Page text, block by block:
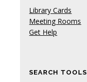
Library Cards
Meeting Rooms
Get Help
SEARCH TOOLS